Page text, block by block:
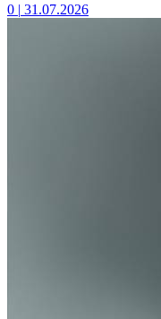
0 | 31.07.2026